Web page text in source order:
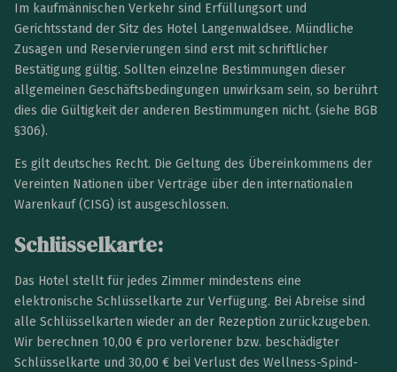
Im kaufmännischen Verkehr sind Erfüllungsort und
Gerichtsstand der Sitz des Hotel Langenwaldsee. Mündliche
Zusagen und Reservierungen sind erst mit schriftlicher
Bestätigung gültig. Sollten einzelne Bestimmungen dieser
allgemeinen Geschäftsbedingungen unwirksam sein, so berührt
dies die Gültigkeit der anderen Bestimmungen nicht. (siehe BGB
§306).
Es gilt deutsches Recht. Die Geltung des Übereinkommens der
Vereinten Nationen über Verträge über den internationalen
Warenkauf (CISG) ist ausgeschlossen.
Schlüsselkarte:
Das Hotel stellt für jedes Zimmer mindestens eine
elektronische Schlüsselkarte zur Verfügung. Bei Abreise sind
alle Schlüsselkarten wieder an der Rezeption zurückzugeben.
Wir berechnen 10,00 € pro verlorener bzw. beschädigter
Schlüsselkarte und 30,00 € bei Verlust des Wellness-Spind-